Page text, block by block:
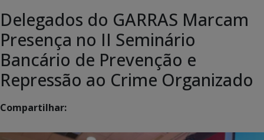
Delegados do GARRAS Marcam
Presença no II Seminário
Bancário de Prevenção e
Repressão ao Crime Organizado
Compartilhar: